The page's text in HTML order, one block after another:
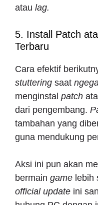
atau lag.
5. Install Patch
Terbaru
Cara efektif
stuttering saat
menginstal patch
dari pengembang.
tambahan yang
guna mendukung
Aksi ini pun akan
bermain game lebih
official update ini